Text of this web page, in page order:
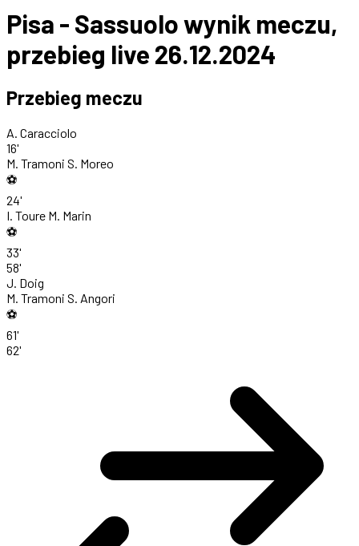
Pisa - Sassuolo wynik meczu,
przebieg live 26.12.2024
Przebieg meczu
A. Caracciolo
16'
M. Tramoni S. Moreo
⚽
24'
I. Toure M. Marin
⚽
33'
58'
J. Doig
M. Tramoni S. Angori
⚽
61'
62'